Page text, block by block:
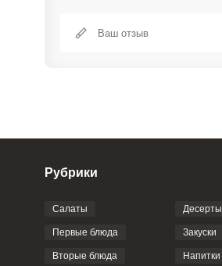
Фото до 4 шт, до 5 mb
Рубрики
Салаты
Первые блюда
Вторые блюда
Десерты
Закуски
Напитки